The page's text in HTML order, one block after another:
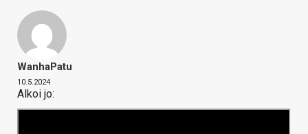
WanhaPatu
10.5.2024
Alkoi jo: